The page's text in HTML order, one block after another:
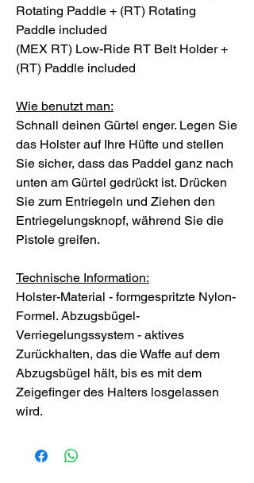
Rotating Paddle + (RT) Rotating
Paddle included
(MEX RT) Low-Ride RT Belt Holder +
(RT) Paddle included
Wie benutzt man:
Schnall deinen Gürtel enger. Legen Sie
das Holster auf Ihre Hüfte und stellen
Sie sicher, dass das Paddel ganz nach
unten am Gürtel gedrückt ist. Drücken
Sie zum Entriegeln und Ziehen den
Entriegelungsknopf, während Sie die
Pistole greifen.
Technische Information:
Holster-Material - formgespritzte Nylon-
Formel. Abzugsbügel-
Verriegelungssystem - aktives
Zurückhalten, das die Waffe auf dem
Abzugsbügel hält, bis es mit dem
Zeigefinger des Halters losgelassen
wird.